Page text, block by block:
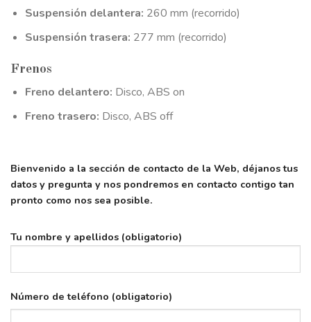
Suspensión delantera: 260 mm (recorrido)
Suspensión trasera: 277 mm (recorrido)
Frenos
Freno delantero: Disco, ABS on
Freno trasero: Disco, ABS off
Bienvenido a la sección de contacto de la Web, déjanos tus
datos y pregunta y nos pondremos en contacto contigo tan
pronto como nos sea posible.
Tu nombre y apellidos (obligatorio)
Número de teléfono (obligatorio)